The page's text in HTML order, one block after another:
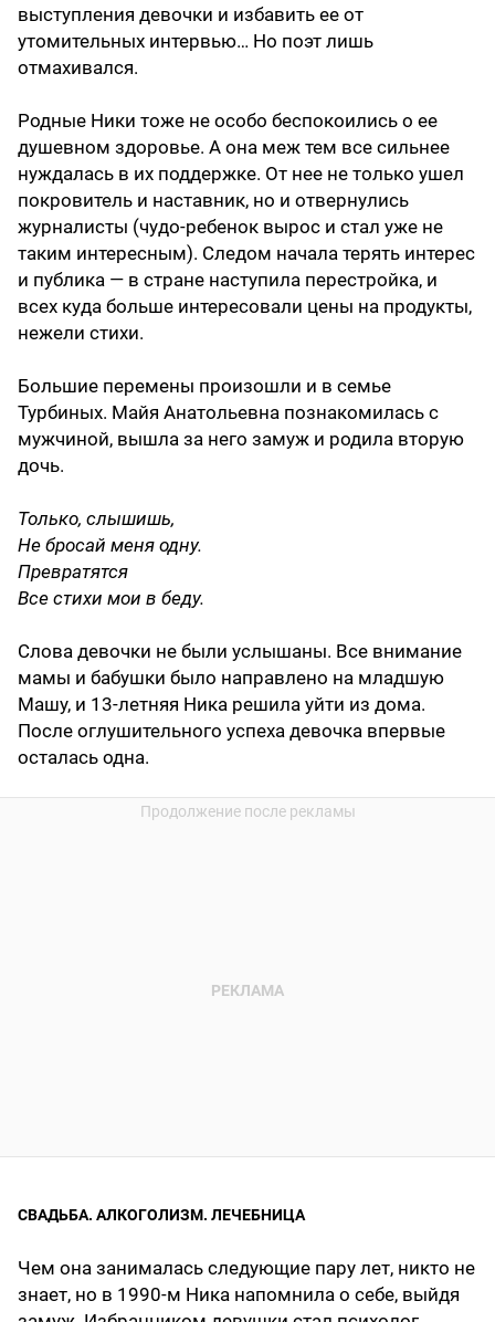
выступления девочки и избавить ее от
утомительных интервью… Но поэт лишь
отмахивался.
Родные Ники тоже не особо беспокоились о ее
душевном здоровье. А она меж тем все сильнее
нуждалась в их поддержке. От нее не только ушел
покровитель и наставник, но и отвернулись
журналисты (чудо-ребенок вырос и стал уже не
таким интересным). Следом начала терять интерес
и публика — в стране наступила перестройка, и
всех куда больше интересовали цены на продукты,
нежели стихи.
Большие перемены произошли и в семье
Турбиных. Майя Анатольевна познакомилась с
мужчиной, вышла за него замуж и родила вторую
дочь.
Только, слышишь,
Не бросай меня одну.
Превратятся
Все стихи мои в беду.
Слова девочки не были услышаны. Все внимание
мамы и бабушки было направлено на младшую
Машу, и 13-летняя Ника решила уйти из дома.
После оглушительного успеха девочка впервые
осталась одна.
СВАДЬБА. АЛКОГОЛИЗМ. ЛЕЧЕБНИЦА
Чем она занималась следующие пару лет, никто не
знает, но в 1990-м Ника напомнила о себе, выйдя